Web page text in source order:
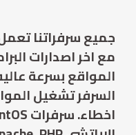
مع اخر اصدارات
المواقع بسرعة
السرفر تشغيل